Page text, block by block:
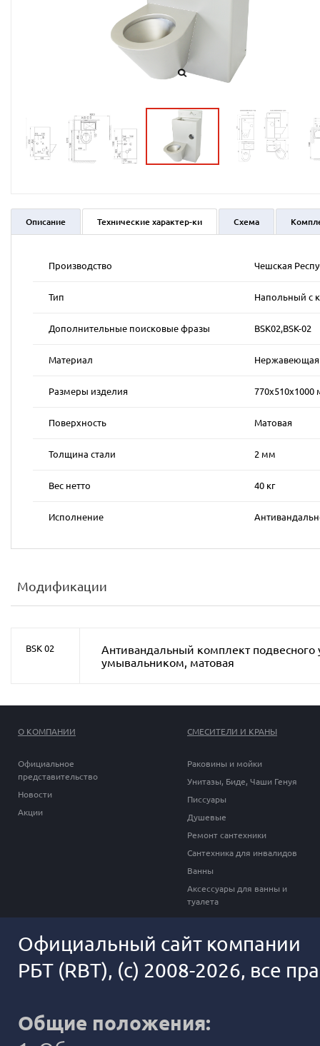
Описание Технические характер-ки Схема
Производство Чешская
Тип Напольный с
Дополнительные поисковые фразы BSK02,BSK-02
Материал Нержавеющая
Размеры изделия 770х510х1000
Поверхность Матовая
Толщина стали 2 мм
Вес нетто 40 кг
Исполнение
Модификации
BSK 02
Антивандальный комплект подвесного
умывальником, матовая
О КОМПАНИИ
Официальное
представительство
Новости
Акции
СМЕСИТЕЛИ И КРАНЫ
Раковины и мойки
Унитазы, Биде, Чаши Генуя
Писсуары
Душевые
Ремонт сантехники
Сантехника для инвалидов
Ванны
Аксессуары для ванны и
туалета
Официальный сайт компании
РБТ (RBT), (c) 2008-2026, все
Общие положения: